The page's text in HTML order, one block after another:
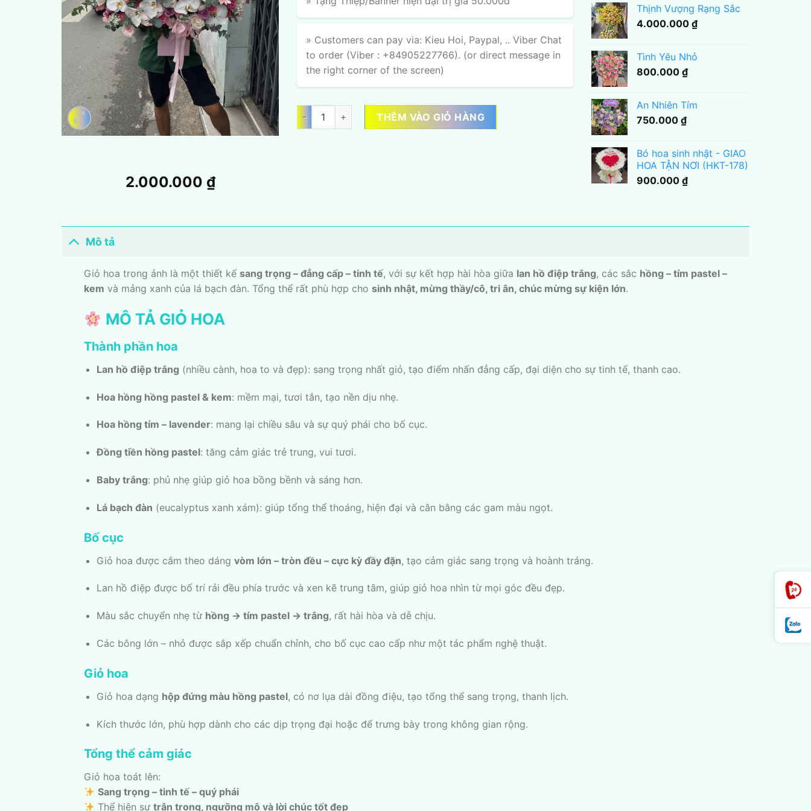
2.000.000 ₫
» Customers can pay via: Kieu Hoi, Paypal, .. Viber Chat
to order (Viber : +84905227766). (or direct message in
the right corner of the screen)
Sắc Ngọc Lan số lượngTHÊM VÀO GIỎ HÀNG
Thịnh Vượng Rạng Sắc
4.000.000 ₫
Tình Yêu Nhỏ
800.000 ₫
An Nhiên Tím
750.000 ₫
Bó hoa sinh nhật - GIAO
HOA TẬN NƠI (HKT-178)
900.000 ₫
Mô tả
Giỏ hoa trong ảnh là một thiết kế sang trọng – đẳng cấp – tinh tế, với sự kết hợp hài hòa giữa lan hồ điệp trắng, các sắc hồng – tím pastel –
kem và mảng xanh của lá bạch đàn. Tổng thể rất phù hợp cho sinh nhật, mừng thầy/cô, tri ân, chúc mừng sự kiện lớn.
MÔ TẢ GIỎ HOA
Thành phần hoa
Lan hồ điệp trắng (nhiều cành, hoa to và đẹp): sang trọng nhất giỏ, tạo điểm nhấn đẳng cấp, đại diện cho sự tinh tế, thanh cao.
Hoa hồng hồng pastel & kem: mềm mại, tươi tắn, tạo nền dịu nhẹ.
Hoa hồng tím – lavender: mang lại chiều sâu và sự quý phái cho bố cục.
Đồng tiền hồng pastel: tăng cảm giác trẻ trung, vui tươi.
Baby trắng: phủ nhẹ giúp giỏ hoa bồng bềnh và sáng hơn.
Lá bạch đàn (eucalyptus xanh xám): giúp tổng thể thoáng, hiện đại và cân bằng các gam màu ngọt.
Bố cục
Giỏ hoa được cắm theo dáng vòm lớn – tròn đều – cực kỳ đầy đặn, tạo cảm giác sang trọng và hoành tráng.
Lan hồ điệp được bố trí rải đều phía trước và xen kẽ trung tâm, giúp giỏ hoa nhìn từ mọi góc đều đẹp.
Màu sắc chuyển nhẹ từ hồng → tím pastel → trắng, rất hài hòa và dễ chịu.
Các bông lớn – nhỏ được sắp xếp chuẩn chỉnh, cho bố cục cao cấp như một tác phẩm nghệ thuật.
Giỏ hoa
Giỏ hoa dạng hộp đứng màu hồng pastel, có nơ lụa dài đồng điệu, tạo tổng thể sang trọng, thanh lịch.
Kích thước lớn, phù hợp dành cho các dịp trọng đại hoặc để trưng bày trong không gian rộng.
Tổng thể cảm giác
Giỏ hoa toát lên:
Sang trọng – tinh tế – quý phái
Thể hiện sựtrân trọng, ngưỡng mộ và lời chúc tốt đẹp